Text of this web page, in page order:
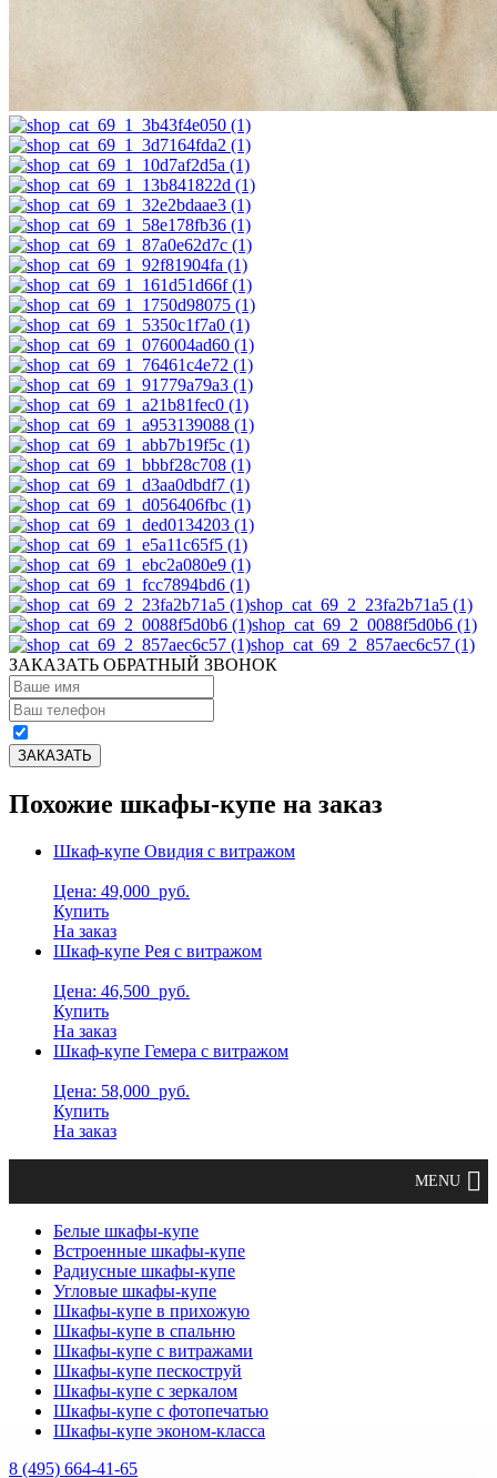
shop_cat_69_2_23fa2b71a5 (1)
shop_cat_69_2_0088f5d0b6 (1)
shop_cat_69_2_857aec6c57 (1)
ЗАКАЗАТЬ ОБРАТНЫЙ ЗВОНОК
Похожие шкафы-купе на заказ
Шкаф-купе Овидия с витражом
Цена: 49,000 руб.
Купить
На заказ
Шкаф-купе Рея с витражом
Цена: 46,500 руб.
Купить
На заказ
Шкаф-купе Гемера с витражом
Цена: 58,000 руб.
Купить
На заказ
Белые шкафы-купе
Встроенные шкафы-купе
Радиусные шкафы-купе
Угловые шкафы-купе
Шкафы-купе в прихожую
Шкафы-купе в спальню
Шкафы-купе с витражами
Шкафы-купе пескоструй
Шкафы-купе с зеркалом
Шкафы-купе с фотопечатью
Шкафы-купе эконом-класса
8 (495) 664-41-65